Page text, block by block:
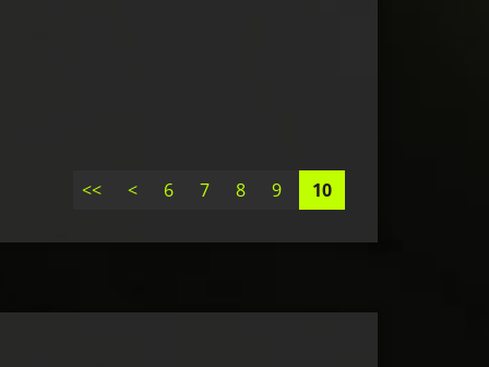
<< < 6 7 8 9 10